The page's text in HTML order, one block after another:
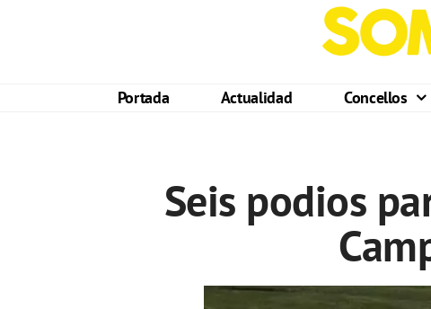
Portada Actualidad Concellos
Seis podios